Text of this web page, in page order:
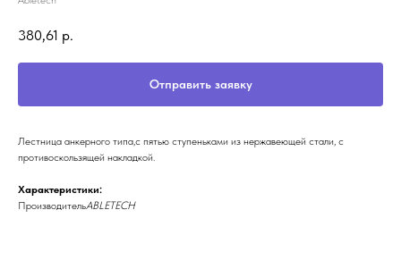
380,61 р.
Отправить заявку
Лестница анкерного типа,с пятью ступеньками из нержавеющей стали, с
противоскользящей накладкой.
Характеристики:
ПроизводительABLETECH